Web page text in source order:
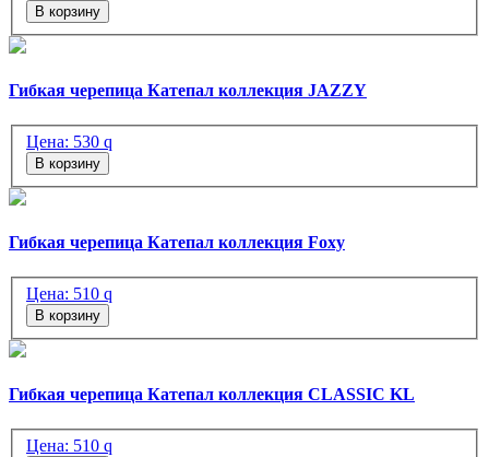
В корзину
Гибкая черепица Катепал коллекция JAZZY
Цена: 530 q
В корзину
Гибкая черепица Катепал коллекция Foxy
Цена: 510 q
В корзину
Гибкая черепица Катепал коллекция CLASSIC KL
Цена: 510 q